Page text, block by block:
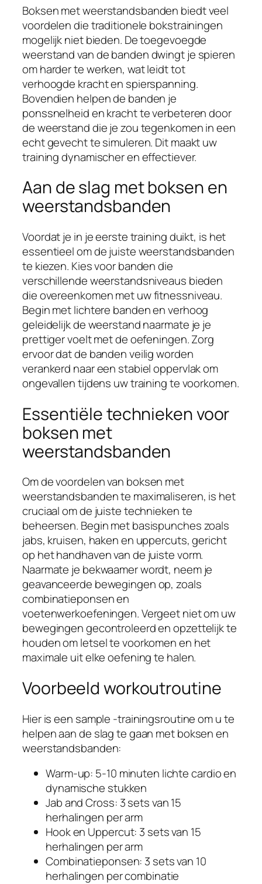
Boksen met weerstandsbanden biedt veel
voordelen die traditionele bokstrainingen
mogelijk niet bieden. De toegevoegde
weerstand van de banden dwingt je spieren
om harder te werken, wat leidt tot
verhoogde kracht en spierspanning.
Bovendien helpen de banden je
ponssnelheid en kracht te verbeteren door
de weerstand die je zou tegenkomen in een
echt gevecht te simuleren. Dit maakt uw
training dynamischer en effectiever.
Aan de slag met boksen en
weerstandsbanden
Voordat je in je eerste training duikt, is het
essentieel om de juiste weerstandsbanden
te kiezen. Kies voor banden die
verschillende weerstandsniveaus bieden
die overeenkomen met uw fitnessniveau.
Begin met lichtere banden en verhoog
geleidelijk de weerstand naarmate je je
prettiger voelt met de oefeningen. Zorg
ervoor dat de banden veilig worden
verankerd naar een stabiel oppervlak om
ongevallen tijdens uw training te voorkomen.
Essentiële technieken voor
boksen met
weerstandsbanden
Om de voordelen van boksen met
weerstandsbanden te maximaliseren, is het
cruciaal om de juiste technieken te
beheersen. Begin met basispunches zoals
jabs, kruisen, haken en uppercuts, gericht
op het handhaven van de juiste vorm.
Naarmate je bekwaamer wordt, neem je
geavanceerde bewegingen op, zoals
combinatieponsen en
voetenwerkoefeningen. Vergeet niet om uw
bewegingen gecontroleerd en opzettelijk te
houden om letsel te voorkomen en het
maximale uit elke oefening te halen.
Voorbeeld workoutroutine
Hier is een sample -trainingsroutine om u te
helpen aan de slag te gaan met boksen en
weerstandsbanden:
Warm-up: 5-10 minuten lichte cardio en
dynamische stukken
Jab and Cross: 3 sets van 15
herhalingen per arm
Hook en Uppercut: 3 sets van 15
herhalingen per arm
Combinatieponsen: 3 sets van 10
herhalingen per combinatie